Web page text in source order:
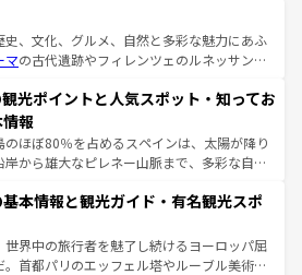
史、文化、グルメ、自然と多彩な魅力にあふ
マの古代遺跡やフィレンツェのルネッサンス
ーナの美しい田園風景やアマルフィ海岸の絶
景観も見逃せない。観光の合間には、本場の
など、絶品のイタリア料理を堪能することも
覚めてから夜眠るまで、すべての瞬間を楽し
イタリア情報はコンテンツ一覧を参照してほ
光ポイントと人気スポット・知ってお
報
のほぼ80％を占めるスペインは、太陽が降り
岸から雄大なピレネー山脈まで、多彩な自然
この国では、情熱的なフラメンコ、熱気あふ
して美味しいタパスが生活の一部となってい
リードの洗練された雰囲気や、バルセロナの
た街角から、地方では古代ローマ遺跡や中世
本情報と観光ガイド・有名観光スポ
世界中の旅行者を魅了し続けるヨーロッパ屈
。首都パリのエッフェル塔やルーブル美術館